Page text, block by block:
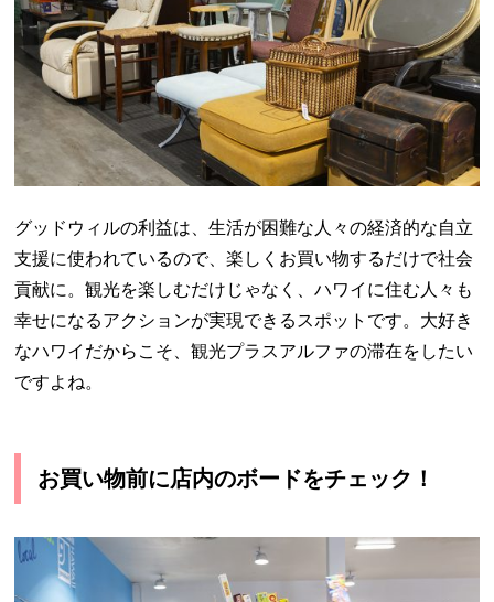
グッドウィルの利益は、生活が困難な人々の経済的な自立
支援に使われているので、楽しくお買い物するだけで社会
貢献に。観光を楽しむだけじゃなく、ハワイに住む人々も
幸せになるアクションが実現できるスポットです。大好き
なハワイだからこそ、観光プラスアルファの滞在をしたい
ですよね。
お買い物前に店内のボードをチェック！